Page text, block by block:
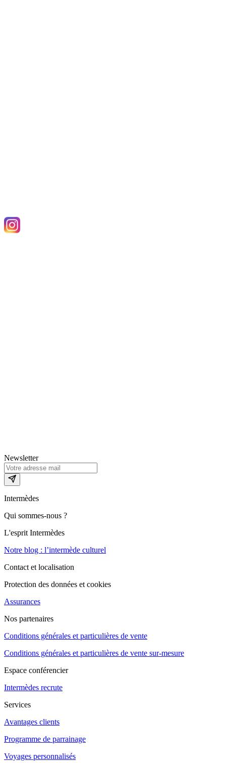
Newsletter
Intermèdes
Qui sommes-nous ?
L'esprit Intermèdes
Notre blog : l’intermède culturel
Contact et localisation
Protection des données et cookies
Assurances
Nos partenaires
Conditions générales et particulières de vente
Conditions générales et particulières de vente sur-mesure
Espace conférencier
Intermèdes recrute
Services
Avantages clients
Programme de parrainage
Voyages personnalisés